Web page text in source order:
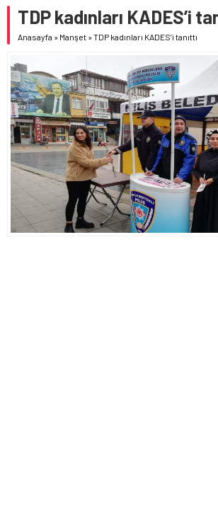
TDP kadınları KADES’i
Anasayfa » Manşet »TDP kadınları KADES’i tanıttı